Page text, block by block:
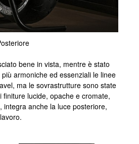
bene in vista, mentre è stato
armoniche ed essenziali le linee
ma le sovrastrutture sono state
lucide, opache e cromate,
anche la luce posteriore,